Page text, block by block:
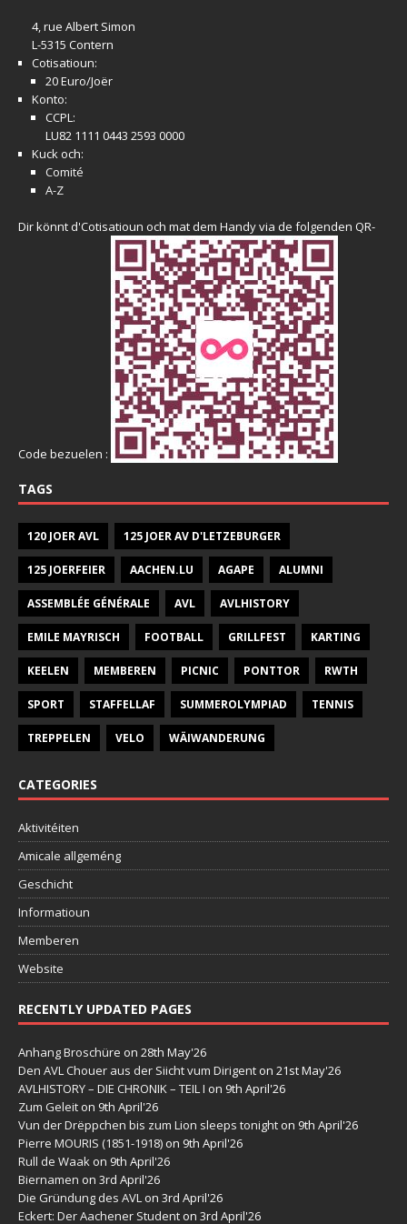
4, rue Albert Simon
L-5315 Contern
Cotisatioun:
20 Euro/Joër
Konto:
CCPL:
LU82 1111 0443 2593 0000
Kuck och:
Comité
A-Z
Dir könnt d'Cotisatioun och mat dem Handy via de folgenden QR-
Code bezuelen :
TAGS
120 JOER AVL 125 JOER AV D'LETZEBURGER
125 JOERFEIER AACHEN.LU AGAPE ALUMNI
ASSEMBLÉE GÉNÉRALE AVL AVLHISTORY
EMILE MAYRISCH FOOTBALL GRILLFEST KARTING
KEELEN MEMBEREN PICNIC PONTTOR RWTH
SPORT STAFFELLAF SUMMEROLYMPIAD TENNIS
TREPPELEN VELO WÄIWANDERUNG
CATEGORIES
Aktivitéiten
Amicale allgeméng
Geschicht
Informatioun
Memberen
Website
RECENTLY UPDATED PAGES
Anhang Broschüre on 28th May'26
Den AVL Chouer aus der Siicht vum Dirigent on 21st May'26
AVLHISTORY – DIE CHRONIK – TEIL I on 9th April'26
Zum Geleit on 9th April'26
Vun der Drëppchen bis zum Lion sleeps tonight on 9th April'26
Pierre MOURIS (1851-1918) on 9th April'26
Rull de Waak on 9th April'26
Biernamen on 3rd April'26
Die Gründung des AVL on 3rd April'26
Eckert: Der Aachener Student on 3rd April'26